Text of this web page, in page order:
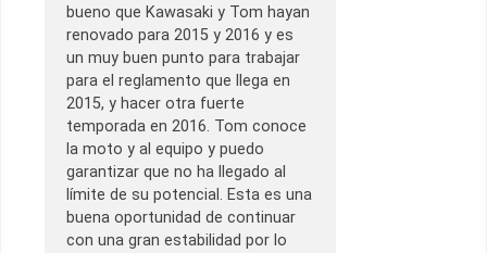
bueno que Kawasaki y Tom hayan
renovado para 2015 y 2016 y es
un muy buen punto para trabajar
para el reglamento que llega en
2015, y hacer otra fuerte
temporada en 2016. Tom conoce
la moto y al equipo y puedo
garantizar que no ha llegado al
límite de su potencial. Esta es una
buena oportunidad de continuar
con una gran estabilidad por lo